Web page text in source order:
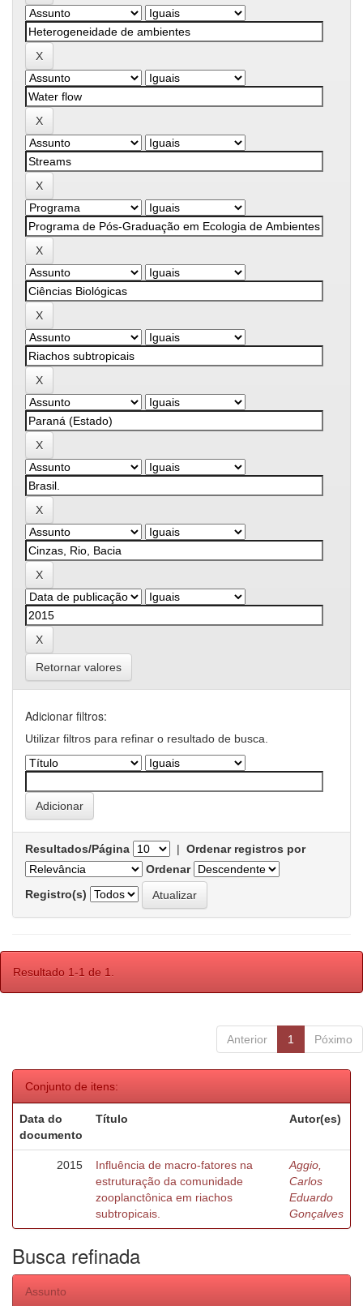
Retornar valores
Adicionar filtros:
Utilizar filtros para refinar o resultado de busca.
Resultados/Página | Ordenar registros por
Ordenar
Registro(s)
Resultado 1-1 de 1.
Anterior 1 Póximo
Conjunto de itens:
Data do
documento
Título Autor(es)
2015
Influência de macro-fatores na
estruturação da comunidade
zooplanctônica em riachos
subtropicais.
Aggio,
Carlos
Eduardo
Gonçalves
Busca refinada
Assunto